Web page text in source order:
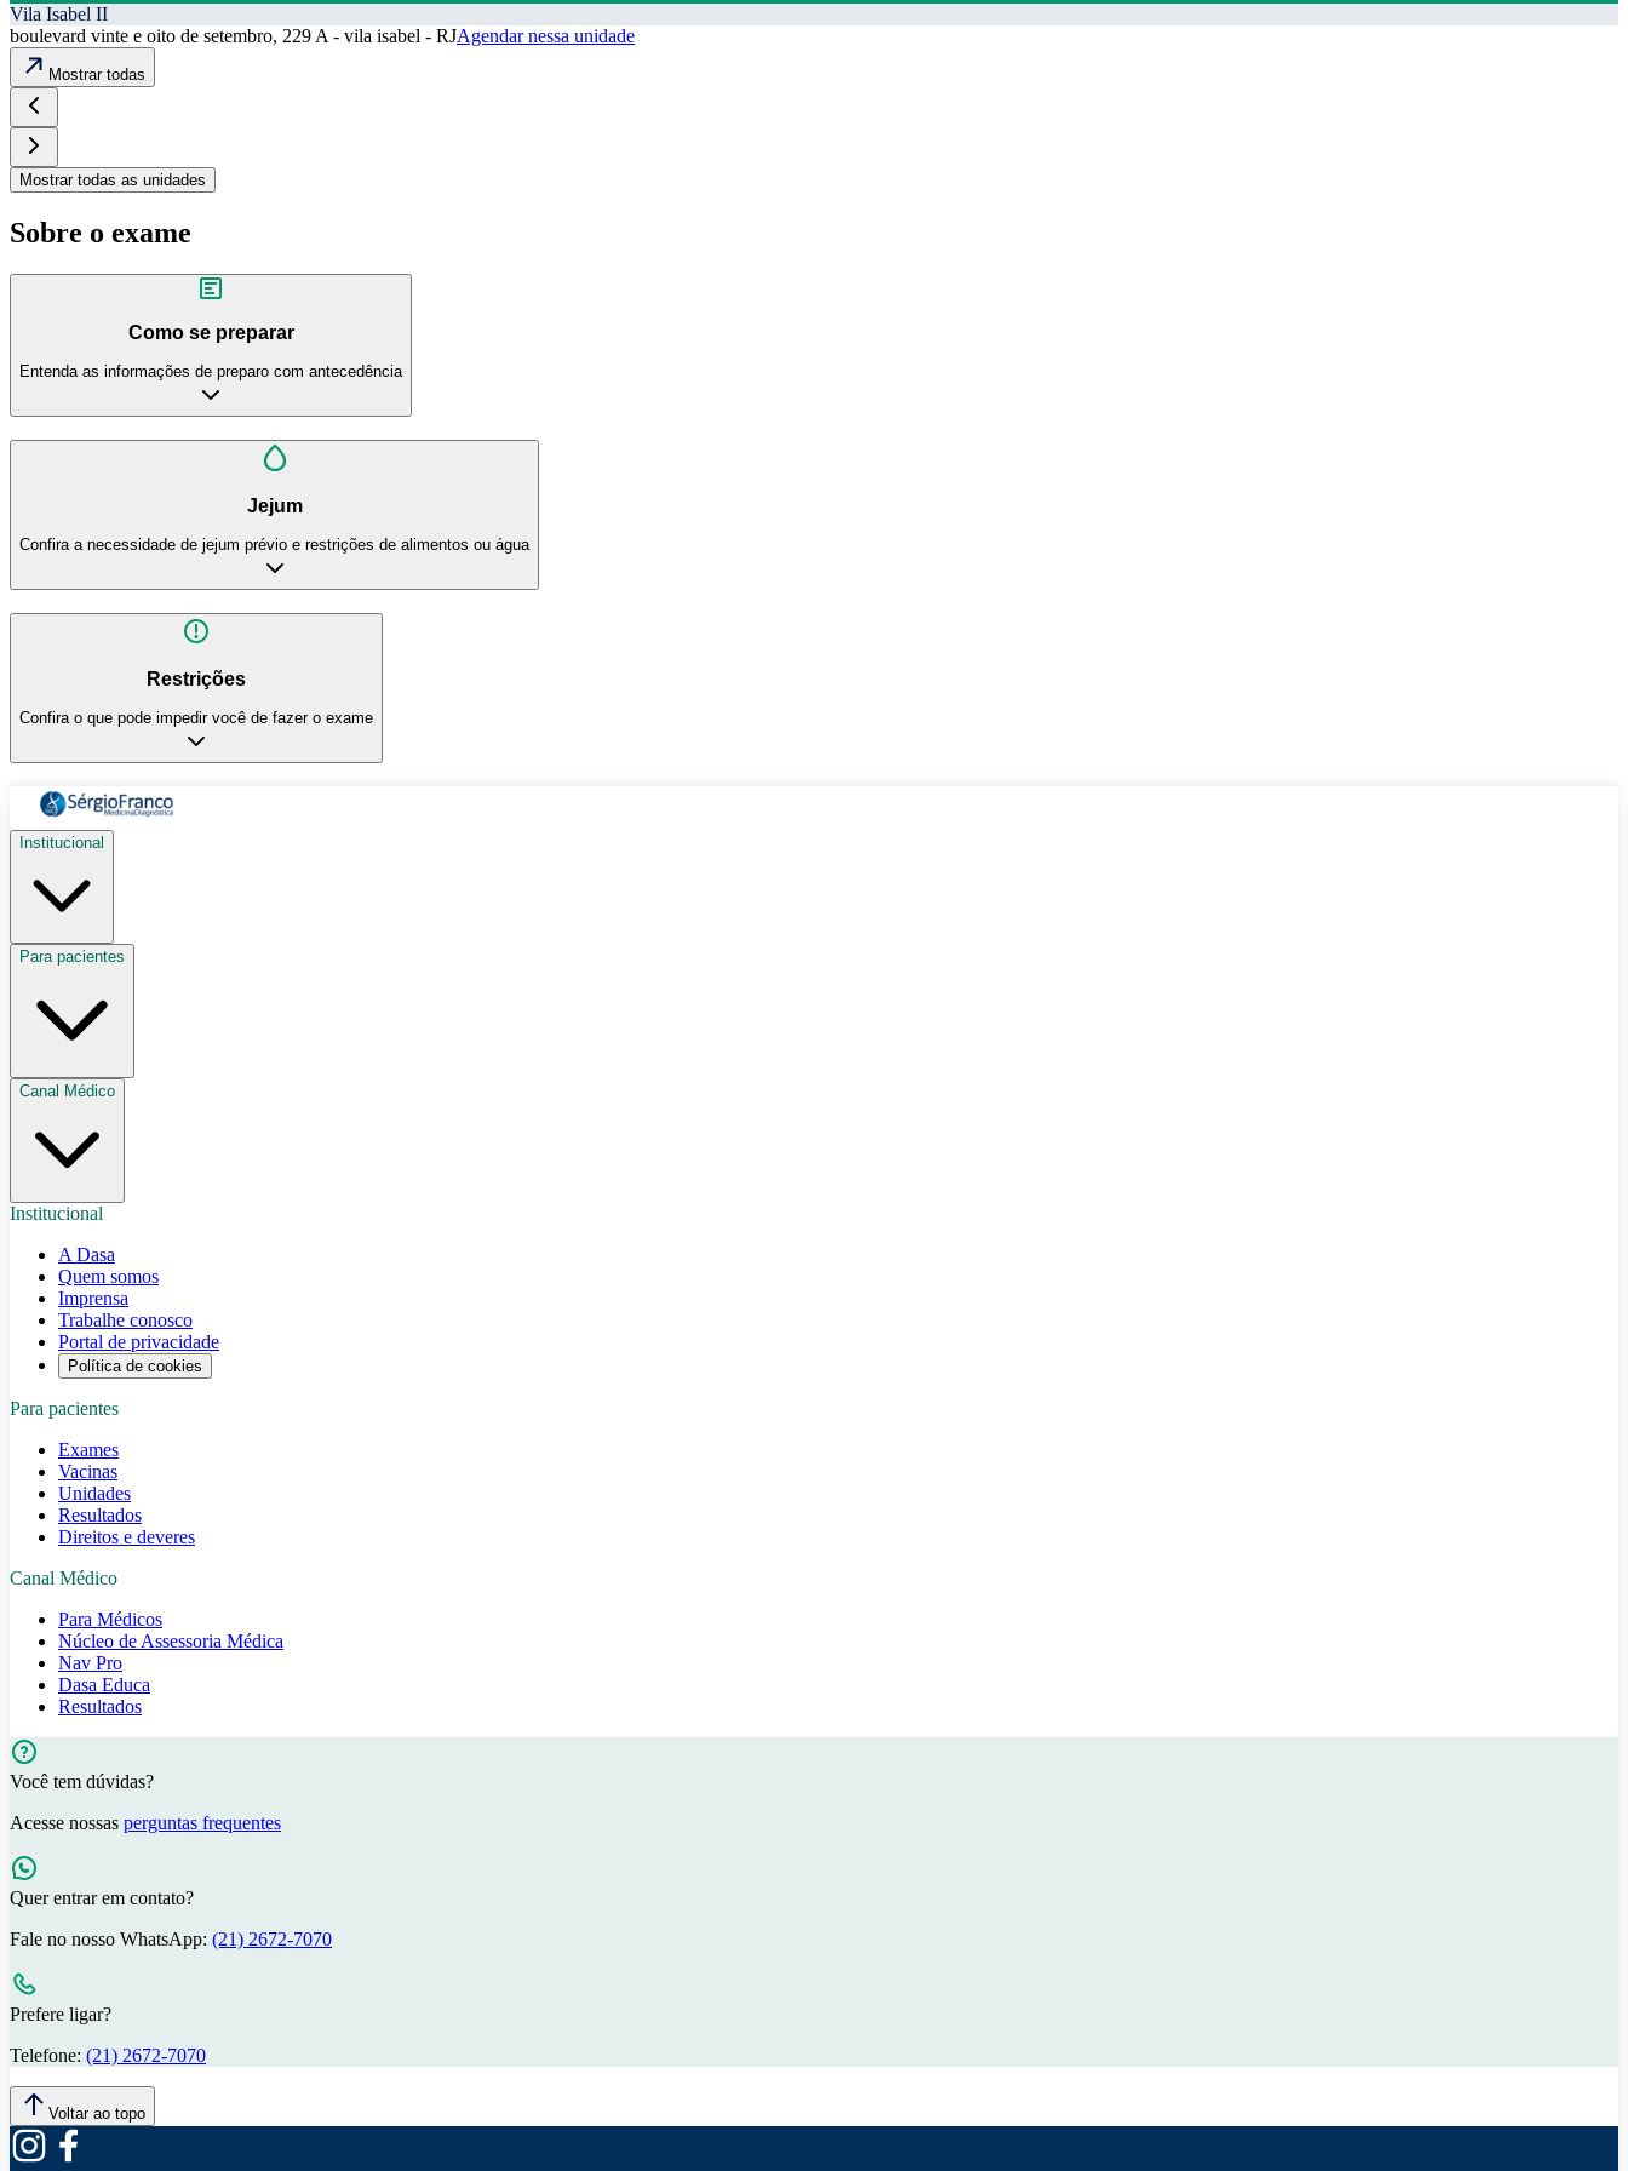
Vila Isabel II
boulevard vinte e oito de setembro, 229 A - vila isabel - RJAgendar nessa unidade
Mostrar todas
Mostrar todas as unidades
Sobre o exame
Como se preparar
Entenda as informações de preparo com antecedência
Jejum
Confira a necessidade de jejum prévio e restrições de alimentos ou água
Restrições
Confira o que pode impedir você de fazer o exame
Institucional
Para pacientes
Canal Médico
Institucional
A Dasa
Quem somos
Imprensa
Trabalhe conosco
Portal de privacidade
Política de cookies
Para pacientes
Exames
Vacinas
Unidades
Resultados
Direitos e deveres
Canal Médico
Para Médicos
Núcleo de Assessoria Médica
Nav Pro
Dasa Educa
Resultados
Você tem dúvidas?
Acesse nossas perguntas frequentes
Quer entrar em contato?
Fale no nosso WhatsApp: (21) 2672-7070
Prefere ligar?
Telefone: (21) 2672-7070
Voltar ao topo